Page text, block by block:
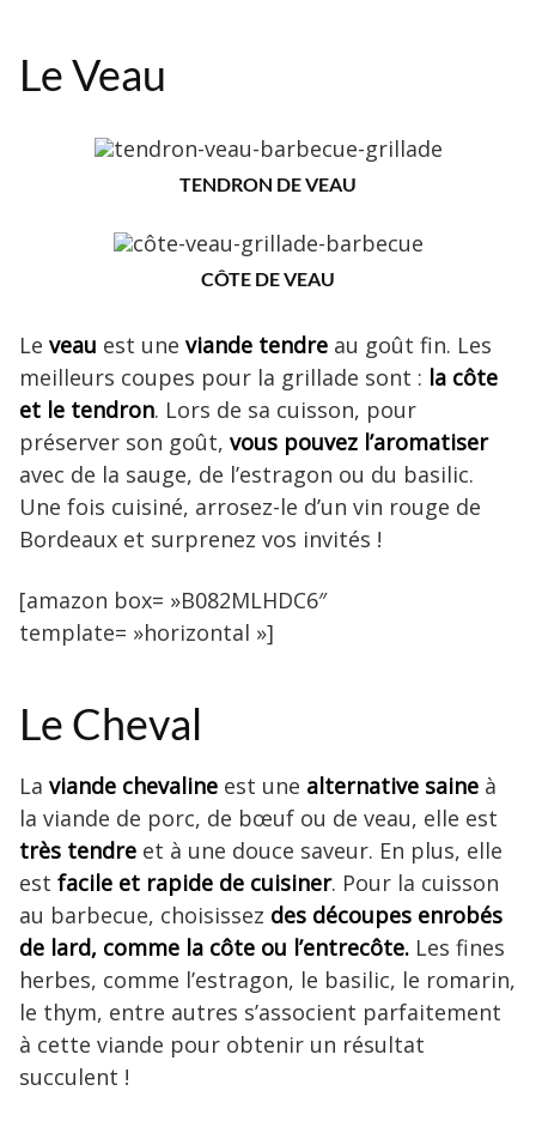
Le Veau
TENDRON DE VEAU
CÔTE DE VEAU
Le veau est une viande tendre au goût fin. Les
meilleurs coupes pour la grillade sont : la côte
et le tendron. Lors de sa cuisson, pour
préserver son goût, vous pouvez l’aromatiser
avec de la sauge, de l’estragon ou du basilic.
Une fois cuisiné, arrosez-le d’un vin rouge de
Bordeaux et surprenez vos invités !
[amazon box= »B082MLHDC6″
template= »horizontal »]
Le Cheval
La viande chevaline est une alternative saine à
la viande de porc, de bœuf ou de veau, elle est
très tendre et à une douce saveur. En plus, elle
est facile et rapide de cuisiner. Pour la cuisson
au barbecue, choisissez des découpes enrobés
de lard, comme la côte ou l’entrecôte. Les fines
herbes, comme l’estragon, le basilic, le romarin,
le thym, entre autres s’associent parfaitement
à cette viande pour obtenir un résultat
succulent !